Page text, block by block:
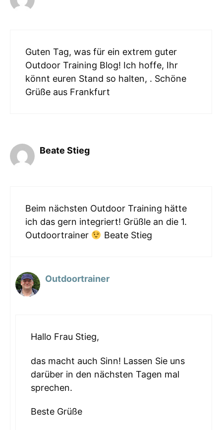
Guten Tag, was für ein extrem guter
Outdoor Training Blog! Ich hoffe, Ihr
könnt euren Stand so halten, . Schöne
Grüße aus Frankfurt
Beate Stieg
Beim nächsten Outdoor Training hätte
ich das gern integriert! Grüßle an die 1.
Outdoortrainer
Beate Stieg
Outdoortrainer
Hallo Frau Stieg,
das macht auch Sinn! Lassen Sie uns
darüber in den nächsten Tagen mal
sprechen.
Beste Grüße